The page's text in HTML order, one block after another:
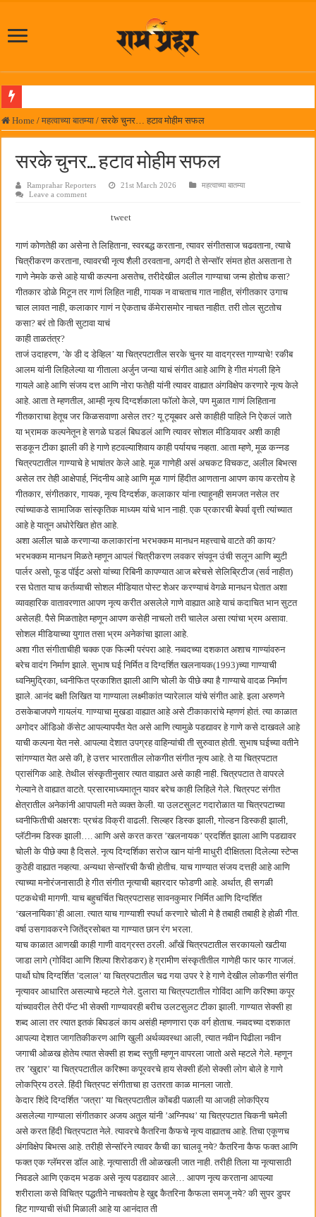
पनवेलमध्ये महारोजगार मेळाव्यास उत्स्फूर्त प्रतिसाद
आमदार प्रशांत ठाकूर यांच्या उपस्थितीत विद्यार्थ्यांना रेनकोट, शिक्षकांना छत्री वाटप
लोकनेते रामशेठ ठाकूर समाजसेवेतील हिरा -आमदार रविशेठ पाटील
सर्वात मोठ्या दिवाळी अंक स्पर्धेचा निकाल जाहीर
जनार्दन भगत शिक्षण प्रसारक संस्थेच्या मुख्य प्रशासकीय कार्यालयासह भव्य मूट कोर्टचे बुधवारी
पालेखुर्द येथील जि.प. शाळेच्या नूतन इमारतीचे लोकनेते रामशेठ ठाकूर यांच्या उद्घाटन
हर घर तिरंगा अभियानासंदर्भात पनवेलमध्ये बैठक
Home / महत्वाच्या बातम्या / सरके चुनर… हटाव मोहीम सफल
सरके चुनर… हटाव मोहीम सफल
Ramprahar Reporters 21st March 2026
महत्वाच्या बातम्या
Leave a comment
tweet
गाणं कोणतेही का असेना ते लिहिताना, स्वरबद्ध करताना, त्यावर संगीतसाज चढवताना, त्याचे
चित्रीकरण करताना, त्यावरची नृत्य शैली ठरवताना, अगदी ते सेन्सॉर संमत होत असताना ते
गाणे नेमके कसे आहे याची कल्पना असतेच, तरीदेखील अलील गाण्याचा जन्म होतोच कसा?
गीतकार डोळे मिटून तर गाणं लिहित नाही, गायक न वाचताच गात नाहीत, संगीतकार उगाच
चाल लावत नाही, कलाकार गाणं न ऐकताच कॅमेरासमोर नाचत नाहीत. तरी तोल सुटतोच
कसा? बरं तो किती सुटावा याचं
काही ताळतंत्र?
ताजं उदाहरण, ‌’के डी द डेव्हिल‌’ या चित्रपटातील सरके चुनर या वादग्रस्त गाण्याचे! रकीब
आलम यांनी लिहिलेल्या या गीताला अर्जुन जन्या याचं संगीत आहे आणि हे गीत मंगली हिने
गायले आहे आणि संजय दत्त आणि नोरा फतेही यांनी त्यावर वाह्यात अंगविक्षेप करणारे नृत्य केले
आहे. आता ते म्हणतील, आम्ही नृत्य दिग्दर्शकाला फॉलो केले, पण मुळात गाणं लिहिताना
गीतकाराचा हेतूच जर किळसवाणा असेल तर? यू ट्यूबवर असे काहीही पाहिले नि ऐकलं जाते
या भ्रामक कल्पनेतून हे सगळे घडलं बिघडलं आणि त्यावर सोशल मीडियावर अशी काही
सडकून टीका झाली की हे गाणे हटवल्याशिवाय काही पर्यायच नव्हता. आता म्हणे, मूळ कन्नड
चित्रपटातील गाण्याचे हे भाषांतर केले आहे. मूळ गाणेही असं अचकट विचकट, अलील बिभत्स
असेल तर तेही आक्षेपार्ह, निंदनीय आहे आणि मूळ गाणं हिंदीत आणताना आपण काय करतोय हे
गीतकार, संगीतकार, गायक, नृत्य दिग्दर्शक, कलाकार यांना त्याहूनही समजत नसेल तर
त्यांच्याकडे सामाजिक सांस्कृतिक माध्यम यांचे भान नाही. एक प्रकारची बेपर्वा वृत्ती त्यांच्यात
आहे हे यातून अधोरेखित होत आहे.
अशा अलील चाळे करणाऱ्या कलाकारांना भरभक्कम मानधन महत्त्वाचे वाटते की काय?
भरभक्कम मानधन मिळते म्हणून आपलं चित्रीकरण लवकर संपवून उंची सलून आणि ब्युटी
पार्लर असो, फूड पॉईट असो यांच्या रिबिनी कापण्यात आज बरेचसे सेलिब्रिटीज (सर्व नाहीत)
रस घेतात याच कर्तव्याची सोशल मीडियात पोस्ट शेअर करण्याचं वेगळे मानधन घेतात अशा
व्यावहारिक वातावरणात आपण नृत्य करीत असलेले गाणे वाह्यात आहे याचं कदाचित भान सुटत
असेलही. पैसे मिळताहेत म्हणून आपण कसेही नाचलो तरी चालेल असा त्यांचा भ्रम असावा.
सोशल मीडियाच्या युगात तसा भ्रम अनेकांचा झाला आहे.
अशा गीत संगीताचीही चक्क एक फिल्मी परंपरा आहे. नव्वदच्या दशकात अशाच गाण्यांवरुन
बरेच वादंग निर्माण झाले. सुभाष घई निर्मित व दिग्दर्शित खलनायक(1993)च्या गाण्याची
ध्वनिमुद्रिका, ध्वनीफित प्रकाशित झाली आणि चोली के पीछे क्या है गाण्याचे वादळ निर्माण
झाले. आनंद बक्षी लिखित या गाण्याला लक्ष्मीकांत प्यारेलाल यांचे संगीत आहे. इला अरुणने
ठसकेबाजपणे गायलंय. गाण्याचा मुखडा वाह्यात आहे असे टीकाकारांचे म्हणणं होतं. त्या काळात
अगोदर ऑडिओ कॅसेट आपल्यापर्यंत येत असे आणि त्यामुळे पडद्यावर हे गाणे कसे दाखवले आहे
याची कल्पना येत नसे. आपल्या देशात उपग्रह वाहिन्यांची ती सुरुवात होती. सुभाष घईच्या वतीने
सांगण्यात येत असे की, हे उत्तर भारतातील लोकगीत संगीत नृत्य आहे. ते या चित्रपटात
प्रासंगिक आहे. तेथील संस्कृतीनुसार त्यात वाह्यात असे काही नाही. चित्रपटात ते वापरले
गेल्याने ते वाह्यात वाटते. प्रसारमाध्यमातून यावर बरेच काही लिहिले गेले. चित्रपट संगीत
क्षेत्रातील अनेकांनी आपापली मते व्यक्त केली. या उलटसुलट गदारोळात या चित्रपटाच्या
ध्वनीफितीची अक्षरशः प्रचंड विक्री वाढली. सिल्व्हर डिस्क झाली, गोल्डन डिस्कही झाली,
प्लॅटीनम डिस्क झाली…. आणि असे करत करत ‌’खलनायक‌’ प्रदर्शित झाला आणि पडद्यावर
चोली के पीछे क्या है दिसले. नृत्य दिग्दर्शिका सरोज खान यांनी माधुरी दीक्षितला दिलेल्या स्टेप्स
कुठेही वाह्यात नव्हत्या. अन्यथा सेन्सॉरची कैची होतीच. याच गाण्यात संजय दत्तही आहे आणि
त्याच्या मनोरंजनासाठी हे गीत संगीत नृत्याची बहारदार फोडणी आहे. अर्थात, ही सगळी
पटकथेची मागणी. याच बहुचर्चित चित्रपटासह सावनकुमार निर्मित आणि दिग्दर्शित
‌‘खलनायिका‌’ही आला. त्यात याच गाण्याशी स्पर्धा करणारे चोली मे है तबाही तबाही हे होळी गीत.
वर्षा उसगावकरने जितेंद्रसोबत या गाण्यात छान रंग भरला.
याच काळात आणखी काही गाणी वादग्रस्त ठरली. आँखें चित्रपटातील सरकायलो खटीया
जाडा लागे (गोविंदा आणि शिल्पा शिरोडकर) हे ग्रामीण संस्कृतीतील गाणेही फार फार गाजलं.
पार्थो घोष दिग्दर्शित ‌’दलाल‌’ या चित्रपटातील चढ गया उपर रे हे गाणे देखील लोकगीत संगीत
नृत्यावर आधारित असल्याचे म्हटले गेले. दुलारा या चित्रपटातील गोविंदा आणि करिश्मा कपूर
यांच्यावरील तेरी पॅन्ट भी सेक्सी गाण्यावरही बरीच उलटसुलट टीका झाली. गाण्यात सेक्सी हा
शब्द आला तर त्यात इतकं बिघडलं काय असंही म्हणणारा एक वर्ग होताच. नव्वदच्या दशकात
आपल्या देशात जागतिकीकरण आणि खुली अर्थव्यवस्था आली, त्यात नवीन पिढीला नवीन
जगाची ओळख होतेय त्यात सेक्सी हा शब्द स्तुती म्हणून वापरला जातो असे म्हटले गेले. म्हणून
तर ‌’खुद्दार‌’ या चित्रपटातील करिश्मा कपूरवरचे हाय सेक्सी हॅलो सेक्सी लोग बोले हे गाणे
लोकप्रिय ठरले. हिंदी चित्रपट संगीताचा हा उतरता काळ मानला जातो.
केदार शिंदे दिग्दर्शित ‌’जत्रा‌’ या चित्रपटातील कोंबडी पळाली या आजही लोकप्रिय
असलेल्या गाण्याला संगीतकार अजय अतुल यांनी ‌’अग्निपथ‌’ या चित्रपटात चिकनी चमेली
असे करत हिंदी चित्रपटात नेले. त्यावरचे कैतरिना कैफचे नृत्य वाह्यातच आहे. तिचा एकूणच
अंगविक्षेप बिभत्स आहे. तरीही सेन्सॉरने त्यावर कैची का चालवू नये? कैतरिना कैफ फक्त आणि
फक्त एक ग्लॅमरस डॉल आहे. नृत्यासाठी ती ओळखली जात नाही. तरीही तिला या नृत्यासाठी
निवडले आणि एकदम भडक असे नृत्य पडद्यावर आले… आपण नृत्य करताना आपल्या
शरीराला कसे विचित्र पद्धतीने नाचवतोय हे खुद्द कैतरिना कैफला समजू नये? की सुपर डुपर
हिट गाण्याची संधी मिळाली आहे या आनंदात ती